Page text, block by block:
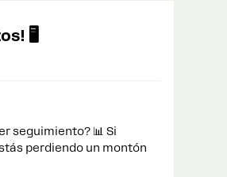
🖥️
seguimiento? 📊 Si
perdiendo un montón